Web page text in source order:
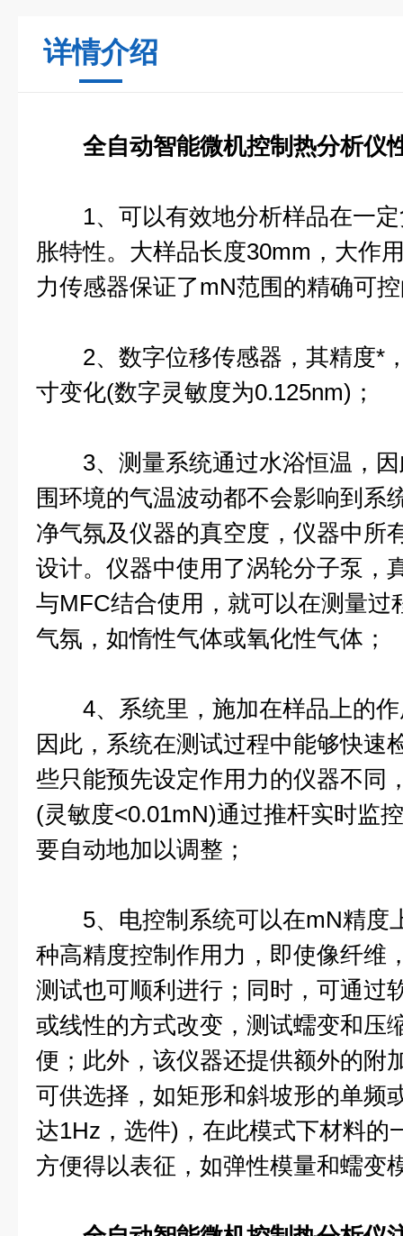
详情介绍
全自动智能微机控制热分析仪
1、可以有效地分析样品在一定
胀特性。大样品长度30mm，大作
力传感器保证了mN范围的精确可
2、数字位移传感器，其精度*
寸变化(数字灵敏度为0.125nm)；
3、测量系统通过水浴恒温，因
围环境的气温波动都不会影响到系
净气氛及仪器的真空度，仪器中所
设计。仪器中使用了涡轮分子泵，
与MFC结合使用，就可以在测量过
气氛，如惰性气体或氧化性气体；
4、系统里，施加在样品上的作
因此，系统在测试过程中能够快速
些只能预先设定作用力的仪器不同
(灵敏度<0.01mN)通过推杆实时监
要自动地加以调整；
5、电控制系统可以在mN精度
种高精度控制作用力，即使像纤维
测试也可顺利进行；同时，可通过
或线性的方式改变，测试蠕变和压
便；此外，该仪器还提供额外的附
可供选择，如矩形和斜坡形的单频
达1Hz，选件)，在此模式下材料的
方便得以表征，如弹性模量和蠕变